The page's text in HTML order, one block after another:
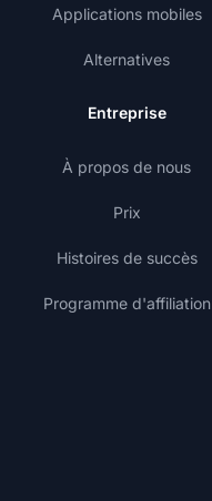
Applications mobiles
Alternatives
Entreprise
À propos de nous
Prix
Histoires de succès
Programme d'affiliation